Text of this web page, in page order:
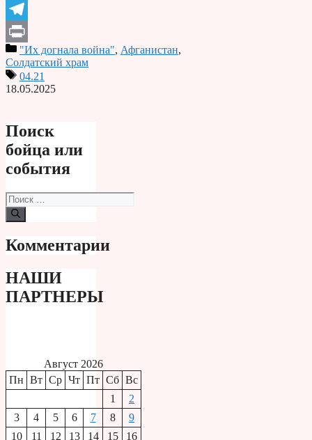
Odnoklassniki
Telegram
Print"Их догнала война", Афганистан,
Солдатский храм
04.21
18.05.2025
Поиск
бойца или
события
Поиск:
Комментарии
НАШИ
ПАРТНЕРЫ
Август 2026
Пн Вт Ср Чт Пт Сб Вс
1
2
3
4 5 6 7 8
9
10
11 12 13 14 15 16